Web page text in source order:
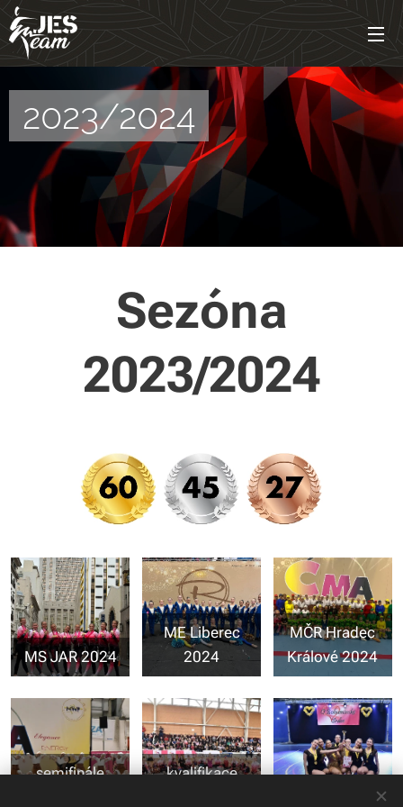
2023/2024
Sezóna
2023/2024
MS JAR 2024
ME Liberec
2024
MČR Hradec
Králové 2024
semifinále
kvalifikace
Bohumín 2024